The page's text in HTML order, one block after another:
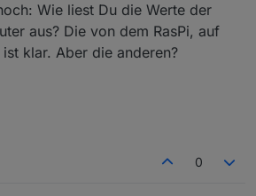
Wie liest Du die Werte der
aus? Die von dem RasPi, auf
klar. Aber die anderen?
0